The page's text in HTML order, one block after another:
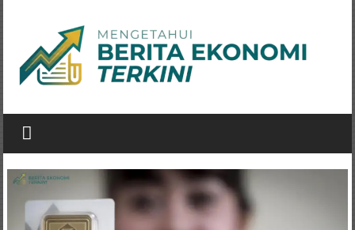
eastwindnetworks.com